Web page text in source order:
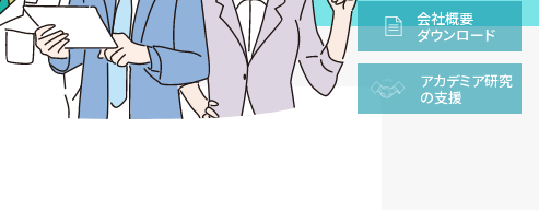
会社概要
ダウンロード
アカデミア研究
の支援